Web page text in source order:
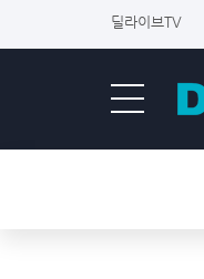
딜라이브TV